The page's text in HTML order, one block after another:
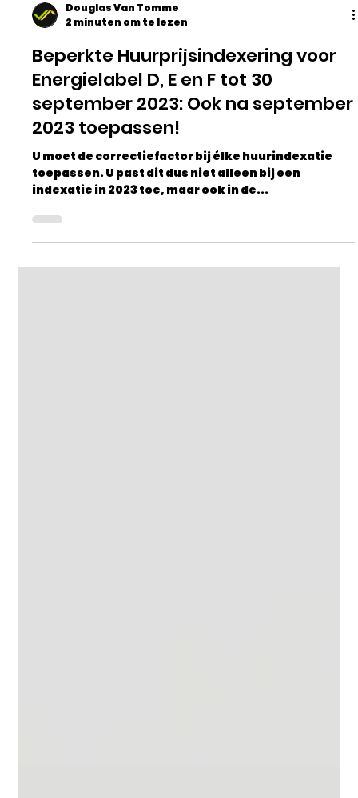
Douglas Van Tomme
2 minuten om te lezen
Beperkte Huurprijsindexering voor
Energielabel D, E en F tot 30
september 2023: Ook na september
indexatie in 2023 toe, maar ook in de...